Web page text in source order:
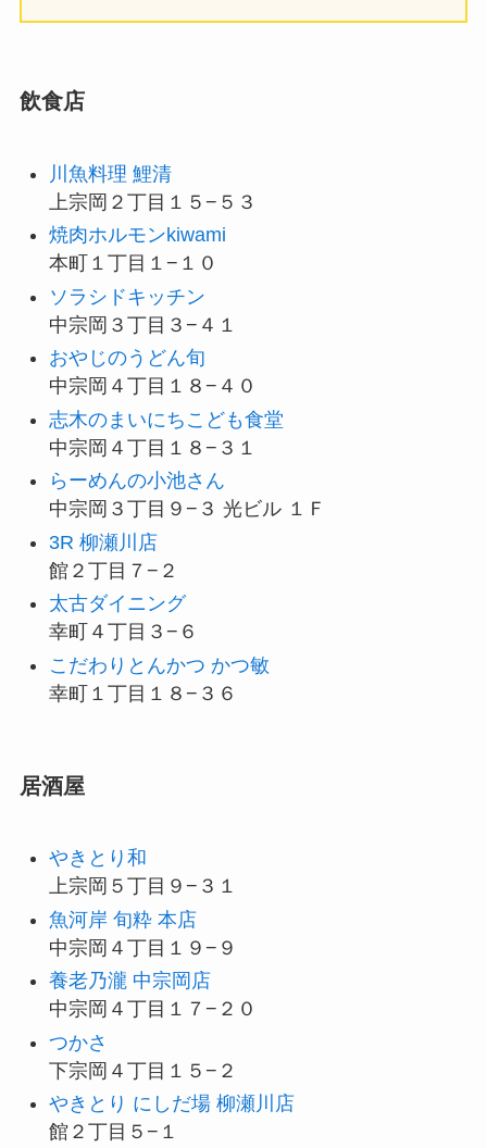
飲食店
川魚料理 鯉清
上宗岡２丁目１５−５３
焼肉ホルモンkiwami
本町１丁目１−１０
ソラシドキッチン
中宗岡３丁目３−４１
おやじのうどん旬
中宗岡４丁目１８−４０
志木のまいにちこども食堂
中宗岡４丁目１８−３１
らーめんの小池さん
中宗岡３丁目９−３ 光ビル １Ｆ
3R 柳瀬川店
館２丁目７−２
太古ダイニング
幸町４丁目３−６
こだわりとんかつ かつ敏
幸町１丁目１８−３６
居酒屋
やきとり和
上宗岡５丁目９−３１
魚河岸 旬粋 本店
中宗岡４丁目１９−９
養老乃瀧 中宗岡店
中宗岡４丁目１７−２０
つかさ
下宗岡４丁目１５−２
やきとり にしだ場 柳瀬川店
館２丁目５−１